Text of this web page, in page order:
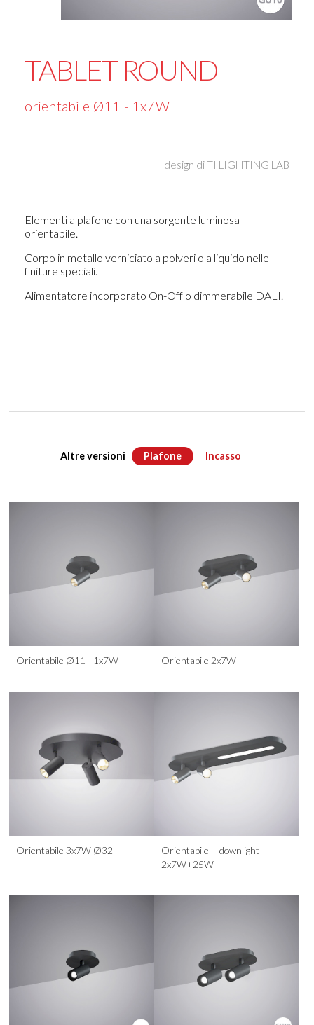
TABLET ROUND
orientabile Ø11 - 1x7W
design diTI LIGHTING LAB
Elementi a plafone con una sorgente luminosa
orientabile.
Corpo in metallo verniciato a polveri o a liquido nelle
finiture speciali.
Alimentatore incorporato On-Off o dimmerabile DALI.